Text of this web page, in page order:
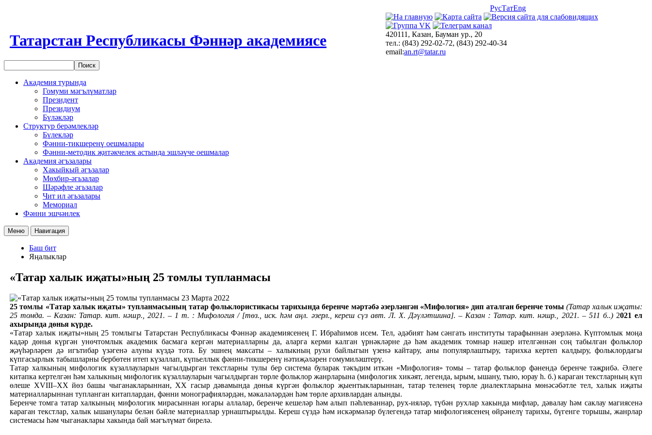
РусТатEng
Татарстан Республикасы Фәннәр академиясе
420111, Казан, Бауман ур., 20
тел.: (843) 292-02-72, (843) 292-40-34
email:an.rt@tatar.ru
Академия турында
Гомуми мәгълүматлар
Президент
Президиум
Бүләкләр
Структур берәмлекләр
Бүлекләр
Фәнни-тикшеренү оешмалары
Фәнни-методик җитәкчелек астында эшләүче оешмалар
Академия әгъзалары
Хакыйкый әгъзалар
Мөхбир-әгьзалар
Шәрәфле әгьзалар
Чит ил әгьзалары
Мемориал
Фәнни эшчәнлек
Меню Навигация
Баш бит
Яңалыклар
«Татар халык иҗаты»ның 25 томлы тупланмасы
23 Марта 2022
25 томлы «Татар халык иҗаты» тупланмасының татар фольклористикасы тарихында беренче мәртәбә әзерләнгән «Мифология» дип аталган беренче томы (Татар халык иҗаты:
25 томда. – Казан: Татар. кит. нәшр., 2021. – 1 т. : Мифология / [төз., иск. һәм аңл. әзерл., кереш сүз авт. Л. Х. Дәүләтшина]. – Казан : Татар. кит. нәшр., 2021. – 511 б..) 2021 ел
ахырында дөнья күрде.
«Татар халык иҗаты»ның 25 томлыгы Татарстан Республикасы Фәннәр академиясенең Г. Ибраһимов исем. Тел, әдәбият һәм сәнгать институты тарафыннан әзерләнә. Күптомлык моңа
кадәр дөнья күргән унөчтомлык академик басмага кергән материалларны да, аларга керми калган үрнәкләрне дә һәм академик томнар нәшер ителгәннән соң табылган фольклор
җәүһәрләрен дә игътибар үзәгенә алуны күздә тота. Бу эшнең максаты – халыкның рухи байлыгын үзенә кайтару, аны популярлаштыру, тарихка кертеп калдыру, фольклордагы
күпгасырлык табышларны бербөтен итеп күзаллап, күпьеллык фәнни-тикшеренү нәтиҗәләрен гомумиләштерү.
Татар халкының мифологик күзаллауларын чагылдырган текстларны тулы бер система буларак тәкъдим иткән «Мифология» томы – татар фольклор фәнендә беренче тәҗрибә. Әлеге
китапка кертелгән һәм халыкның мифологик күзаллауларын чагылдырган төрле фольклор жанрларына (мифологик хикәят, легенда, ырым, ышану, тыю, юрау һ. б.) караган текстларның күп
өлеше XVIII–ХХ йөз башы чыганакларыннан, ХХ гасыр дәвамында дөнья күргән фольклор җыентыкларыннан, татар теленең төрле диалектларына мөнәсәбәтле тел, халык иҗаты
материалларыннан тупланган китаплардан, фәнни монографияләрдән, мәкаләләрдән һәм төрле архивлардан алынды.
Беренче томга татар халкының мифологик мирасыннан югары аллалар, беренче кешеләр һәм алып пәһлеваннар, рух-ияләр, түбән рухлар хакында мифлар, дәвалау һәм саклау магиясенә
караган текстлар, халык ышанулары белән бәйле материаллар урнаштырылды. Кереш сүздә һәм искәрмәләр бүлегендә татар мифологиясенең өйрәнелү тарихы, бүгенге торышы, жанрлар
системасы һәм чыганаклары хакында бай мәгълүмат бирелә.